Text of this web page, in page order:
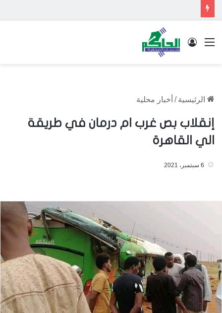
القائمة تسجيل الدخول
الرئيسية / أخبار محلية
إنقلاب بص غرب ام درمان في طريقة
الي القاهرة
6 سبتمبر، 2021